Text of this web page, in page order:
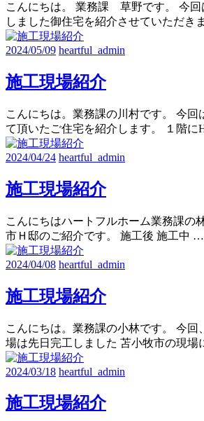
こんにちは。 業務課 草野です。 今回
しました御住宅を紹介させていただき
2024/05/09 heartful_admin
施工現場紹介
こんにちは。業務課の川村です。 今回
て頂いたご住宅を紹介します。 １階
2024/04/24 heartful_admin
施工現場紹介
こんにちはハートフルホーム業務課の
市Ｈ邸のご紹介です。 施工後 施工中 …
2024/04/08 heartful_admin
施工現場紹介
こんにちは。業務課の小林です。 今回
場は先日完工しました 苫小牧市の現
2024/03/18 heartful_admin
施工現場紹介